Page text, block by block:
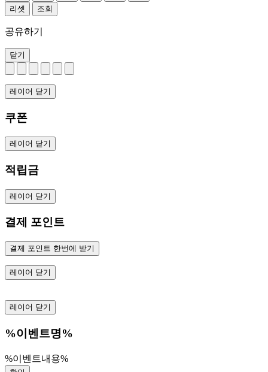
리셋
조회
공유하기
닫기
레이어 닫기
쿠폰
레이어 닫기
적립금
레이어 닫기
결제 포인트
결제 포인트 한번에 받기
레이어 닫기
레이어 닫기
%이벤트명%
%이벤트내용%